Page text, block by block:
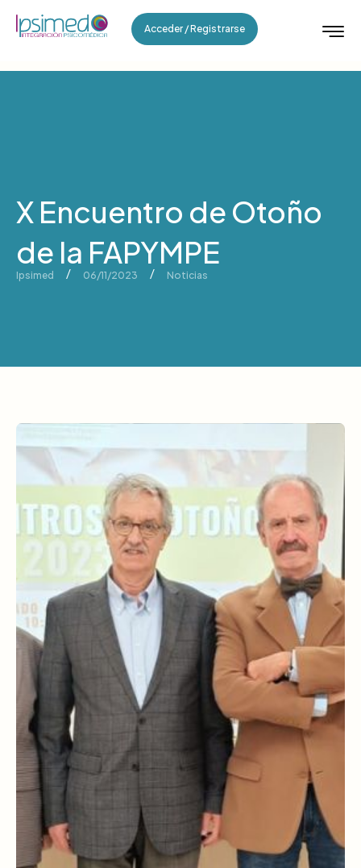
Acceder / Registrarse
X Encuentro de Otoño
de la FAPYMPE
Ipsimed / 06/11/2023 / Noticias